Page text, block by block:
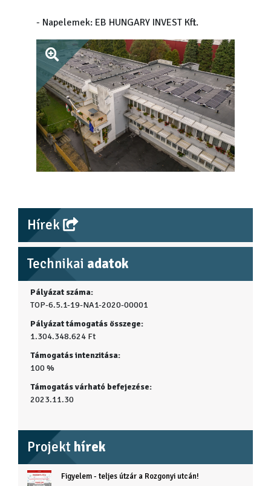
- Napelemek: EB HUNGARY INVEST Kft.
Hírek
Technikai adatok
Pályázat száma:
TOP-6.5.1-19-NA1-2020-00001
Pályázat támogatás összege:
1.304.348.624 Ft
Támogatás intenzitása:
100 %
Támogatás várható befejezése:
2023.11.30
Projekt hírek
Figyelem - teljes útzár a Rozgonyi utcán!